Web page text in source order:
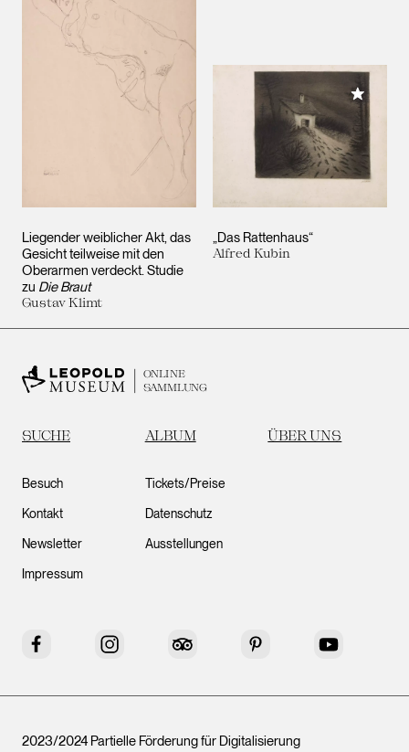
Liegender weiblicher Akt, das
Gesicht teilweise mit den
Oberarmen verdeckt. Studie
zu Die Braut
Gustav Klimt
„Das Rattenhaus“
Alfred Kubin
Meiner
ONLINE
SAMMLUNG
SUCHE ALBUM ÜBER UNS
Besuch
Kontakt
Newsletter
Impressum
Tickets/Preise
Datenschutz
Ausstellungen
Facebook Instagram Tripadvisor Pinterest YouTube
2023/2024 Partielle Förderung für Digitalisierung